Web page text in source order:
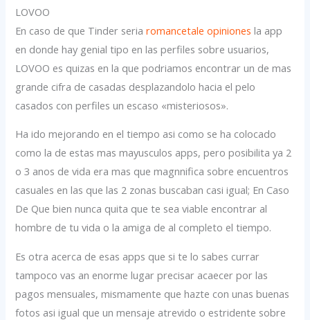
LOVOO
En caso de que Tinder seriaromancetale opiniones la app
en donde hay genial tipo en las perfiles sobre usuarios,
LOVOO es quizas en la que podriamos encontrar un de mas
grande cifra de casadas desplazandolo hacia el pelo
casados con perfiles un escaso «misteriosos».
Ha ido mejorando en el tiempo asi­ como se ha colocado
como la de estas mas mayusculos apps, pero posibilita ya 2
o 3 anos de vida era mas que magnnifica sobre encuentros
casuales en las que las 2 zonas buscaban casi igual; En Caso
De Que bien nunca quita que te sea viable encontrar al
hombre de tu vida o la amiga de al completo el tiempo.
Es otra acerca de esas apps que si te lo sabes currar
tampoco vas an enorme lugar precisar acaecer por las
pagos mensuales, mismamente que hazte con unas buenas
fotos asi igual que un mensaje atrevido o estridente sobre